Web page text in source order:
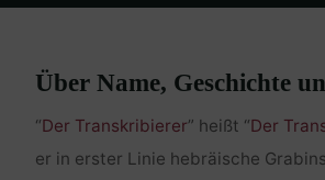
Über Name, Geschichte
“Der Transkribierer” heißt “Der
er in erster Linie hebräische